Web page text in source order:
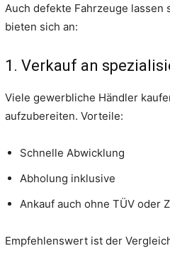
Auch defekte Fahrzeuge
bieten sich an:
1. Verkauf an
Viele gewerbliche Händler
aufzubereiten. Vorteile:
Schnelle Abwicklung
Abholung inklusive
Ankauf auch ohne TÜV oder
Empfehlenswert ist der